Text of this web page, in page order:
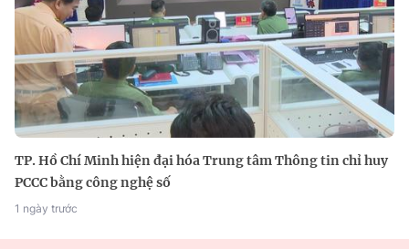
TP. Hồ Chí Minh hiện đại hóa Trung tâm Thông tin chỉ huy
PCCC bằng công nghệ số
1 ngày trước